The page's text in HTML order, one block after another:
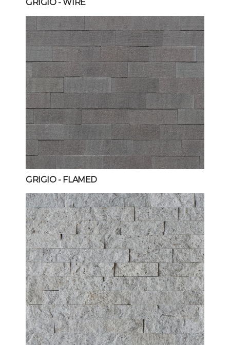
GRIGIO- WIRE
GRIGIO- FLAMED